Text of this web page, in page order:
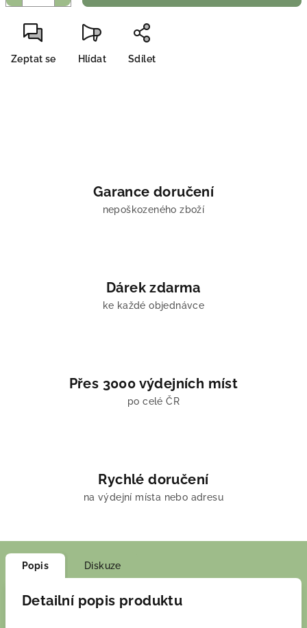
Zeptat se Hlídat Sdílet
Garance doručení
nepoškozeného zboží
Dárek zdarma
ke každé objednávce
Přes 3000 výdejních míst
po celé ČR
Rychlé doručení
na výdejní místa nebo adresu
Popis Diskuze
Detailní popis produktu